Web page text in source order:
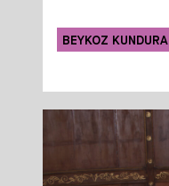
BEYKOZ KUNDURA